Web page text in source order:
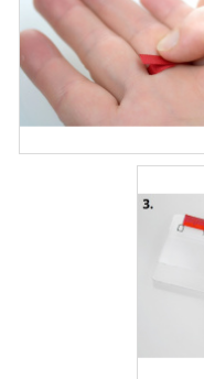
BOD 1